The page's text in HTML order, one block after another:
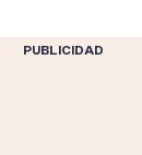
PUBLICIDAD